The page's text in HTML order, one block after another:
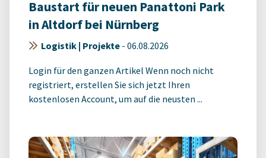
Baustart für neuen Panattoni Park
in Altdorf bei Nürnberg
Logistik | Projekte - 06.08.2026
Login für den ganzen Artikel Wenn noch nicht
registriert, erstellen Sie sich jetzt Ihren
kostenlosen Account, um auf die neusten ...